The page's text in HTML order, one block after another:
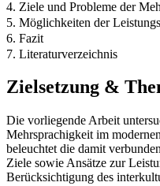
4. Ziele und Probleme der
5. Möglichkeiten der
6. Fazit
7. Literaturverzeichnis
Zielsetzung &
Die vorliegende Arbeit
Mehrsprachigkeit im
beleuchtet die damit
Ziele sowie Ansätze zur
Berücksichtigung des